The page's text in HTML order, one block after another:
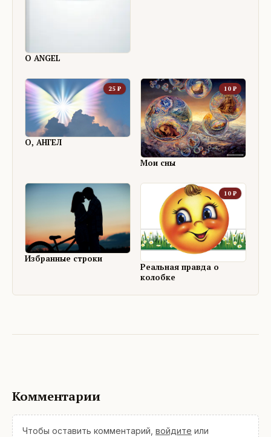
O ANGEL
25 ₽
О, АНГЕЛ
10 ₽
Мои сны
Избранные строки
10 ₽
Реальная правда о
колобке
Комментарии
Чтобы оставить комментарий, войдите или